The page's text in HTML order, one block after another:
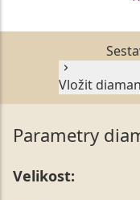
Vložit
Parametry
Velikost: